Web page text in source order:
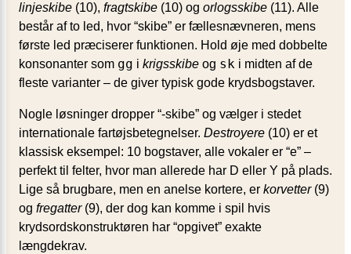
linjeskibe (10), fragtskibe (10) og orlogsskibe (11). Alle
består af to led, hvor “skibe” er fællesnævneren, mens
første led præciserer funktionen. Hold øje med dobbelte
konsonanter som gg i krigsskibe og sk i midten af de
fleste varianter – de giver typisk gode krydsbogstaver.
Nogle løsninger dropper “-skibe” og vælger i stedet
internationale fartøjsbetegnelser. Destroyere (10) er et
klassisk eksempel: 10 bogstaver, alle vokaler er “e” –
perfekt til felter, hvor man allerede har D eller Y på plads.
Lige så brugbare, men en anelse kortere, er korvetter(9)
og fregatter(9), der dog kan komme i spil hvis
krydsordskonstruktøren har “opgivet” exakte
længdekrav.